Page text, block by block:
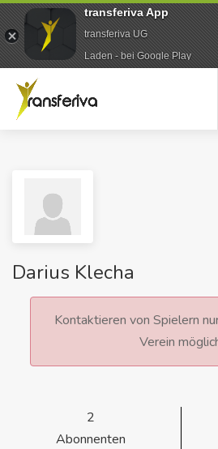
Darius Klecha
Kontaktieren von Spielern
Verein
2
Abonnenten
transferiva App
transferiva UG
Laden - bei Google Play